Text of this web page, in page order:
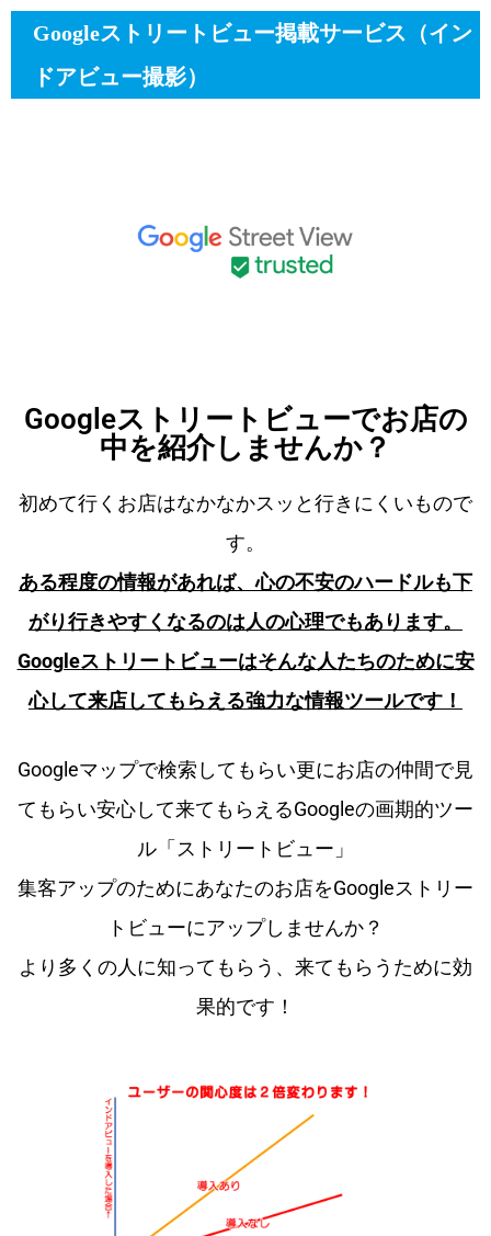
Googleストリートビュー掲載サービス（イン
ドアビュー撮影）
Googleストリートビューでお店の
中を紹介しませんか？
初めて行くお店はなかなかスッと行きにくいもので
す。
ある程度の情報があれば、心の不安のハードルも下
がり行きやすくなるのは人の心理でもあります。
Googleストリートビューはそんな人たちのために安
心して来店してもらえる強力な情報ツールです！
Googleマップで検索してもらい更にお店の仲間で見
てもらい安心して来てもらえるGoogleの画期的ツー
ル「ストリートビュー」
集客アップのためにあなたのお店をGoogleストリー
トビューにアップしませんか？
より多くの人に知ってもらう、来てもらうために効
果的です！